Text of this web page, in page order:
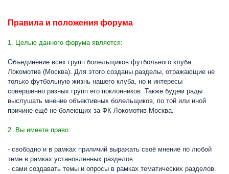
Правила и положения форума
1. Целью данного форума является:
Объединение всех групп болельщиков футбольного клуба
Локомотив (Москва). Для этого созданы разделы, отражающие не
только футбольную жизнь нашего клуба, но и интересы
совершенно разных групп его поклонников. Также будем рады
выслушать мнение объективных болельщиков, по той или иной
причине ещё не болеющих за ФК Локомотив Москва.
2. Вы имеете право:
- свободно и в рамках приличий выражать своё мнение по любой
теме в рамках установленных разделов.
- сами создавать темы и опросы в рамках тематических разделов.